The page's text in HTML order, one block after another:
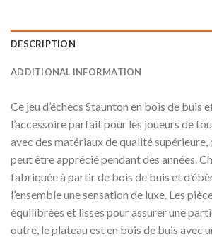
DESCRIPTION
ADDITIONAL INFORMATION
Ce jeu d’échecs Staunton en bois de buis
l’accessoire parfait pour les joueurs de
avec des matériaux de qualité supérieure,
peut être apprécié pendant des années.
fabriquée à partir de bois de buis et
l’ensemble une sensation de luxe. Les
équilibrées et lisses pour assurer une
outre, le plateau est en bois de buis avec